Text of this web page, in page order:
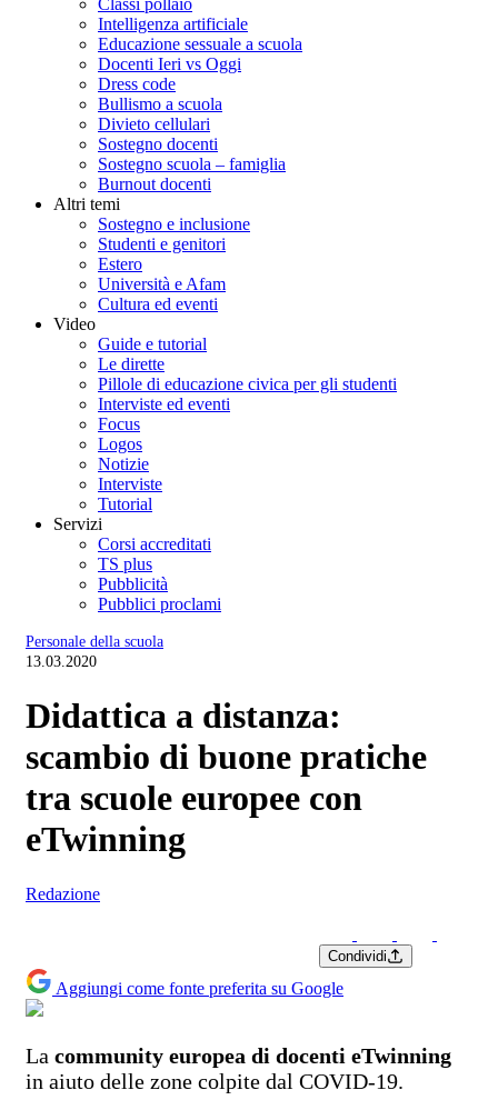
Classi pollaio
Intelligenza artificiale
Educazione sessuale a scuola
Docenti Ieri vs Oggi
Dress code
Bullismo a scuola
Divieto cellulari
Sostegno docenti
Sostegno scuola – famiglia
Burnout docenti
Altri temi
Sostegno e inclusione
Studenti e genitori
Estero
Università e Afam
Cultura ed eventi
Video
Guide e tutorial
Le dirette
Pillole di educazione civica per gli studenti
Interviste ed eventi
Focus
Logos
Notizie
Interviste
Tutorial
Servizi
Corsi accreditati
TS plus
Pubblicità
Pubblici proclami
Personale della scuola
13.03.2020
Didattica a distanza:
scambio di buone pratiche
tra scuole europee con
eTwinning
Redazione
Condividi
Aggiungi come fonte preferita su Google
La community europea di docenti eTwinning
in aiuto delle zone colpite dal COVID-19.